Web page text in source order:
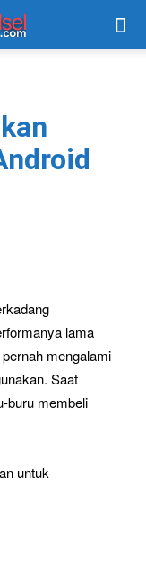
lama
mengalami
Saat
buru membeli
untuk